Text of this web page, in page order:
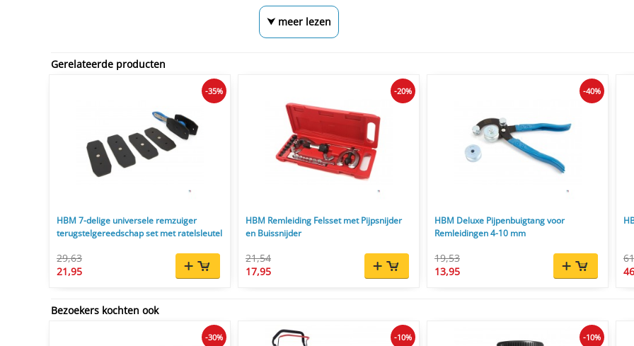
⮟ meer lezen
Gerelateerde producten
HBM 7-delige universele remzuiger
terugstelgereedschap set met ratelsleutel
29,63
21,95
-35%
HBM Remleiding Felsset met Pijpsnijder
en Buissnijder
21,54
17,95
-20%
HBM Deluxe Pijpenbuigtang voor
Remleidingen 4-10 mm
19,53
13,95
-40%
Bezoekers kochten ook
-30% -10% -10%